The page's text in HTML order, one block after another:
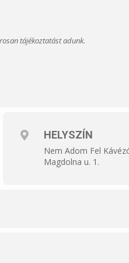
tájékoztatást adunk.
HELYSZÍN
Nem Adom Fel
Magdolna u. 1.